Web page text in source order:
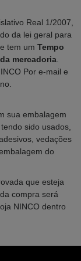
Real 1/2007,
da lei geral para
tem umTempo
mercadoria
Por e-mail e
sua embalagem
sido usados,
vedações
do
que esteja
compra será
NINCO dentro